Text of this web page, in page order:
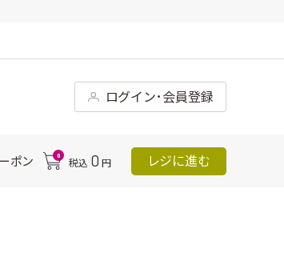
ログイン･会員登録
ポン 0
税込 0 円 レジに進む